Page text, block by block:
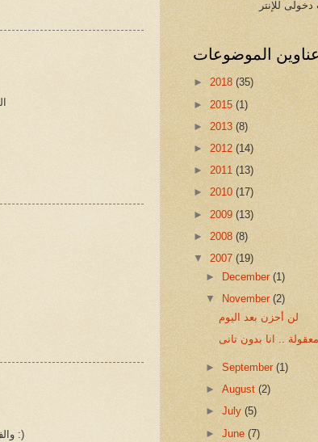
والف سلامة ع الجهاز ، وياما الحاجات دي بتحصل في احسن العائلات :)
عناوين الموضوعات
► 2018 (35)
► 2015 (1)
► 2013 (8)
► 2012 (14)
► 2011 (13)
► 2010 (17)
► 2009 (13)
► 2008 (8)
▼ 2007 (19)
►
December(1)
▼
November(2)
لن أحزن بعد اليوم
معقولة .. انا بدون تانى
►September(1)
►August(2)
►July(5)
►June(7)